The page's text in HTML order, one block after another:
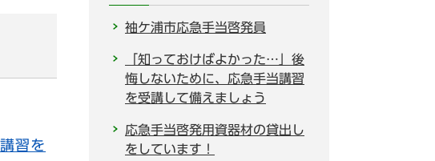
習を
袖ケ浦市応急手当啓発員
「知っておけばよかった…」後
悔しないために、応急手当講習
を受講して備えましょう
応急手当啓発用資器材の貸出し
をしています！